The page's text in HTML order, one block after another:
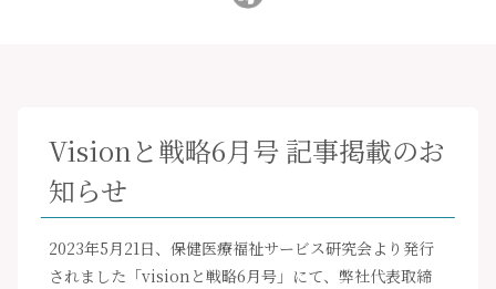
採用サイト
お問い合わせ
Visionと戦略6月号 記事掲載のお
知らせ
2023年5月21日、保健医療福祉サービス研究会より発行
されました「visionと戦略6月号」にて、弊社代表取締